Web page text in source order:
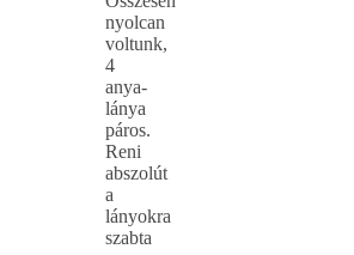
nyolcan
voltunk,
4
anya-
lánya
páros.
Reni
abszolút
a
lányokra
szabta